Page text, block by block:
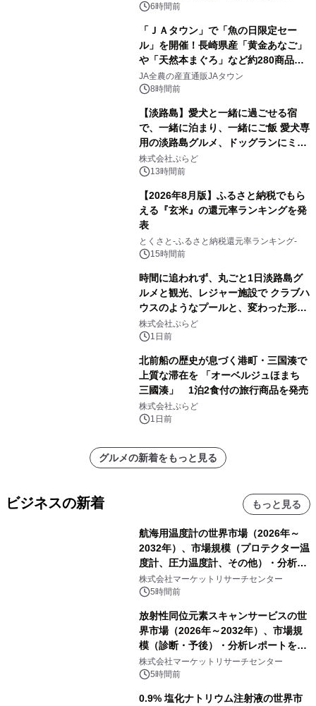
6時間前
「ＪＡタウン」で「魚の日限定セー
ル」を開催！長崎県産「黄金あなご」
や「天然本まぐろ」など約280商品を
販売！～毎月１０日の定例企画～
JA全農の産直通販JAタウン
8時間前
【淡路島】愛犬と一緒に過ごせる宿
で、一緒に泊まり、一緒にご飯 愛犬専
用の淡路島グルメ、ドッグランにミニ
プール グランピングとトレーラーハウ
スの2施設で
株式会社ぷらど
13時間前
【2026年8月版】ふるさと納税でもら
える『玄米』の還元率ランキングを発
表
とくさと-ふるさと納税還元率ランキング-
15時間前
時間に追われず、丸ごと1日淡路島グ
ルメと観光、レジャー施設で クラブハ
ウスのようなプールと、変わった形の
サウナも 「THE BOXY AWAJI」のお
得な素泊まり連泊プランで
株式会社ぷらど
1日前
北前船の歴史が息づく港町・三国湊で
上質な滞在を 「オーベルジュほまち
三國湊」 1泊2食付の旅行商品を発売
株式会社ぷらど
1日前
グルメの新着をもっと見る
ビジネスの新着 もっと見る
航海用温度計の世界市場（2026年～
2032年）、市場規模（プロテクター温
度計、圧力温度計、その他）・分析レ
ポートを発表
株式会社マーケットリサーチセンター
5時間前
放射性同位元素スキャンサービスの世
界市場（2026年～2032年）、市場規
模（診断・予後）・分析レポートを発
表
株式会社マーケットリサーチセンター
5時間前
0.9% 塩化ナトリウム注射液の世界市